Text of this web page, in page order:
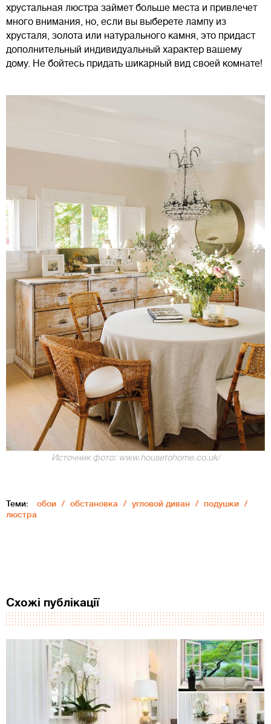
хрустальная люстра займет больше места и привлечет
много внимания, но, если вы выберете лампу из
хрусталя, золота или натурального камня, это придаст
дополнительный индивидуальный характер вашему
дому. Не бойтесь придать шикарный вид своей комнате!
Источник фото: www.housetohome.co.uk/
Теми: обои обстановка угловой диван
подушки
люстра
Схожі публікації